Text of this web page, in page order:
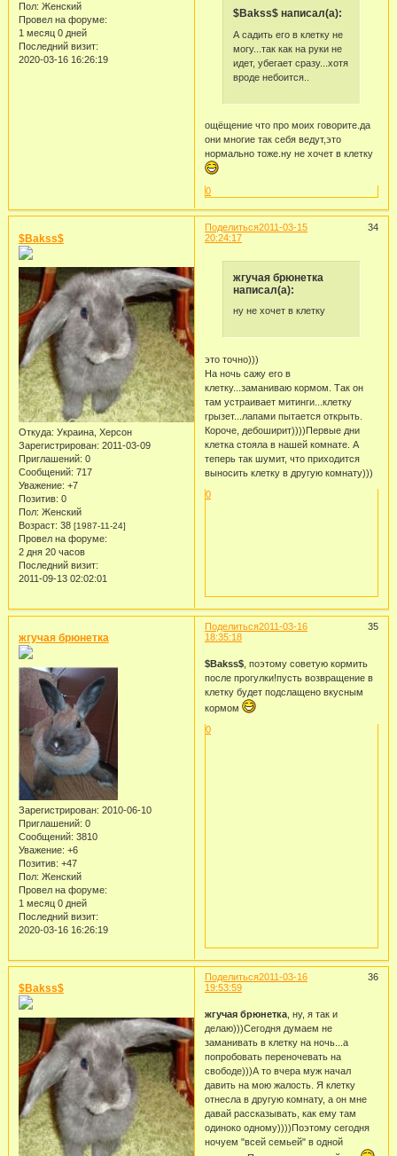
Пол: Женский
Провел на форуме:
1 месяц 0 дней
Последний визит:
2020-03-16 16:26:19
$Bakss$ написал(а):
А садить его в клетку не
могу...так как на руки не
идет, убегает сразу...хотя
вроде небоится..
ощёщение что про моих говорите.да
они многие так себя ведут,это
нормально тоже.ну не хочет в клетку
0
Поделиться 34
2011-03-15
20:24:17
$Bakss$
Откуда: Украина, Херсон
Зарегистрирован: 2011-03-09
Приглашений: 0
Сообщений: 717
Уважение: +7
Позитив: 0
Пол: Женский
Возраст: 38 [1987-11-24]
Провел на форуме:
2 дня 20 часов
Последний визит:
2011-09-13 02:02:01
жгучая брюнетка
написал(а):
ну не хочет в клетку
это точно)))
На ночь сажу его в
клетку...заманиваю кормом. Так он
там устраивает митинги...клетку
грызет...лапами пытается открыть.
Короче, дебоширит))))Первые дни
клетка стояла в нашей комнате. А
теперь так шумит, что приходится
выносить клетку в другую комнату)))
0
Поделиться 35
2011-03-16
18:35:18
жгучая брюнетка
Зарегистрирован: 2010-06-10
Приглашений: 0
Сообщений: 3810
Уважение: +6
Позитив: +47
Пол: Женский
Провел на форуме:
1 месяц 0 дней
Последний визит:
2020-03-16 16:26:19
$Bakss$, поэтому советую кормить
после прогулки!пусть возвращение в
клетку будет подслащено вкусным
кормом
0
Поделиться 36
2011-03-16
19:53:59
$Bakss$
жгучая брюнетка, ну, я так и
делаю)))Сегодня думаем не
заманивать в клетку на ночь...а
попробовать переночевать на
свободе)))А то вчера муж начал
давить на мою жалость. Я клетку
отнесла в другую комнату, а он мне
давай рассказывать, как ему там
одиноко одному))))Поэтому сегодня
ночуем "всей семьей" в одной